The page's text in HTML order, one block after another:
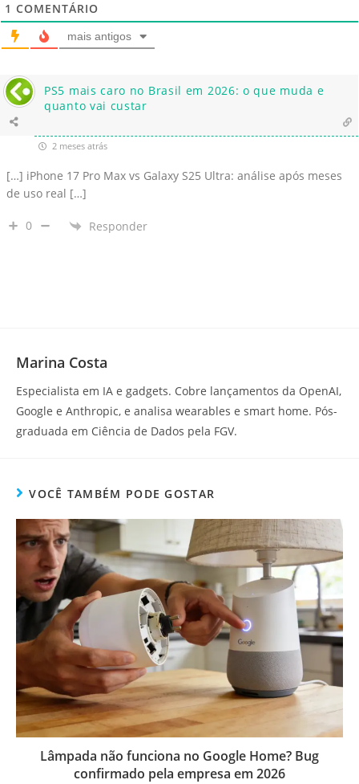
1 COMENTÁRIO
mais antigos
PS5 mais caro no Brasil em 2026: o que muda e
quanto vai custar
2 meses atrás
[…] iPhone 17 Pro Max vs Galaxy S25 Ultra: análise após meses
de uso real […]
0 Responder
Marina Costa
Especialista em IA e gadgets. Cobre lançamentos da OpenAI,
Google e Anthropic, e analisa wearables e smart home. Pós-
graduada em Ciência de Dados pela FGV.
VOCÊ TAMBÉM PODE GOSTAR
Lâmpada não funciona no Google Home? Bug
confirmado pela empresa em 2026